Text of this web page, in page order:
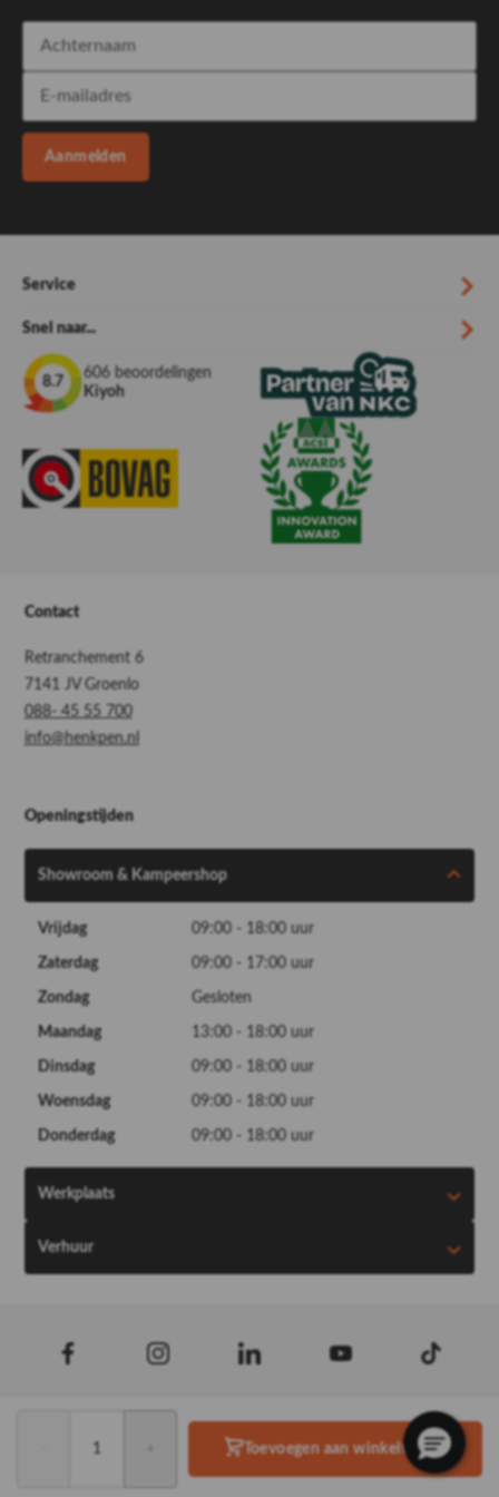
Eclipse
Toevoegen aan winkelwagen
Diepte: 225 cm / Mini: 150 cm
Kan ook worden gebruikt op Magnum 340 en 400
Aanmelden
Service
Snel naar...
8.7
606 beoordelingen
Kiyoh
Contact
Retranchement 6
7141 JV Groenlo
088- 45 55 700
info@henkpen.nl
Openingstijden
Showroom & Kampeershop
Vrijdag 09:00 - 18:00 uur
Zaterdag 09:00 - 17:00 uur
Zondag Gesloten
Maandag 13:00 - 18:00 uur
Dinsdag 09:00 - 18:00 uur
Woensdag 09:00 - 18:00 uur
Donderdag 09:00 - 18:00 uur
Werkplaats
Verhuur
© 2026
Realisatie door PowerKraut